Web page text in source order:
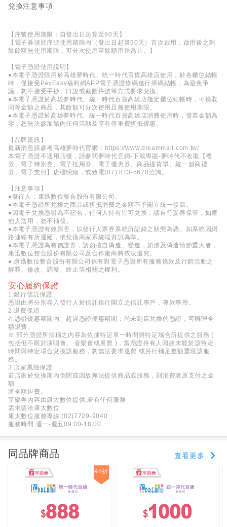
兌換注意事項
【序號使用期限：自發出日起算至90天】
【電子券須於序號使用期限內（發出日起算90天）首次啟用，啟用後之剩
餘餘額無使用期限，可分次使用至餘額用罄為止。】
【電子憑證使用說明】
●本電子憑證限用於高雄夢時代、統一時代百貨高雄店使用，於各櫃位結帳
時，僅接受PayEasy福利網APP電子憑證條碼進行掃碼結帳，為避免爭
議，恕不接受手抄、口說或截圖序號等方式要求兌換。
●本電子憑證於高雄夢時代、統一時代百貨高雄店指定櫃位結帳時，可換取
同等金額之商品，其餘額可分次使用且無使用期限。
●本電子憑證於高雄夢時代、統一時代百貨高雄店消費使用時，發票金額為
零，恕無法參加館內任何活動及享有停車費折抵優惠。
【品牌資訊】
最新消息請參考高雄夢時代官網： https://www.dreammall.com.tw/
本電子憑證不適用店櫃，請參閱夢時代官網-下載專區-夢時代不收取【禮
券、電子特別券、電子抵用券、電子優惠券、商品提貨單、統一超商禮
券、電子支付】店櫃明細，或致電(07) 813-5678洽詢。
【注意事項】
●發行人：康迅數位整合股份有限公司。
●本電子憑證所兌換之商品或折抵消費之金額不予開立統一發票。
●因電子兌換憑證為不記名，任何人持有皆可兌換，請自行妥善保管，如遭
他人盜用，恕不補發。
●本電子憑證有效與否，以發行人票券系統所記錄之狀態為憑。如系統因網
路連線有所遲延，依兌換商家系統端資訊為準。
●本電子憑證為有價證券，請勿擅自偽造、變造，如涉及偽造情節重大者，
康迅數位整合股份有限公司及合作廠商將依法追究。
● 康迅數位整合股份有限公司保有對電子憑證所有服務條款及行銷活動之
解釋、修改、調整、終止等相關之權利。
安心履約保證
1.銀行信託保證
憑證由將分別存入發行人於信託銀行開立之信託專戶，專款專用。
2.退費保證
在憑證優惠期間內、超過憑證優惠期間：尚未到店兌換的憑證，可辦理全
額退費。
※ 部分憑證所指稱之內容為依據特定單一時間與特定場合所提供之服務 (
包括但不限於演唱會、 音樂會或展覽 )，當憑證持有人因故未能於該特定
時間與特定場合兌換該服務，恕無法要求退費 或另行補足差額重現該服
務。
3.店家風險保證
若店家於兌換期內倒閉或因故無法提供商品或服務，則消費者原支付之金
額
將全額退費。
享樂券內容由康太數位提供,若有任何服務
需求請洽康太數位
康太數位服務專線:(02)7729-9040
服務時間:週一-週五09:00-18:00
同品牌商品 查看更多
98折